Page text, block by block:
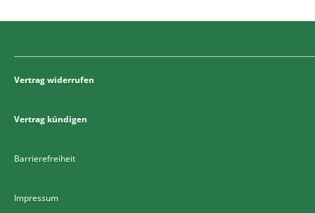
Vertrag widerrufen
Vertrag kündigen
Barrierefreiheit
Impressum